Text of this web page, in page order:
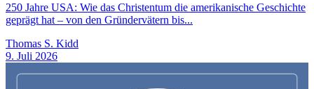
250 Jahre USA: Wie das Christentum die amerikanische Geschichte
geprägt hat – von den Gründervätern bis...
Thomas S. Kidd
9. Juli 2026